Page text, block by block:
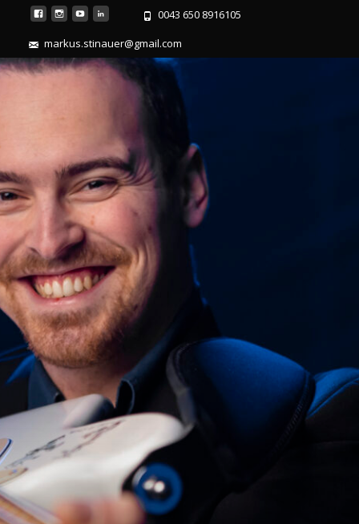
0043 650 8916105
markus.stinauer@gmail.com